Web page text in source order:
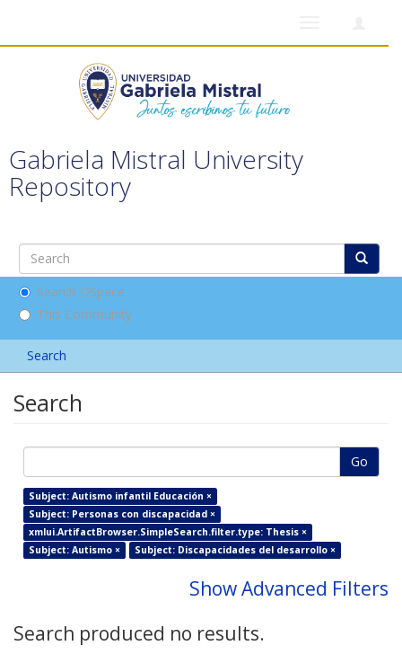
Gabriela Mistral University
Repository
Search DSpace
This Community
Search
Search
Go
Subject: Autismo infantil Educación ×
Subject: Personas con discapacidad ×
xmlui.ArtifactBrowser.SimpleSearch.filter.type: Thesis ×
Subject: Autismo ×
Subject: Discapacidades del desarrollo ×
Show Advanced Filters
Search produced no results.